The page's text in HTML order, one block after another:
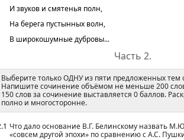
И звуков и смятенья полн,
На берега пустынных волн,
В широкошумные дубровы...
Часть 2.
Выберите только ОДНУ из пяти предложенных тем
Напишите сочинение объёмом не меньше 200
150 слов за сочинение выставляется 0 баллов.
полно и многосторонне.
Что дало основание В.Г. Белинскому назвать
«совсем другой эпохи» по сравнению с А.С.